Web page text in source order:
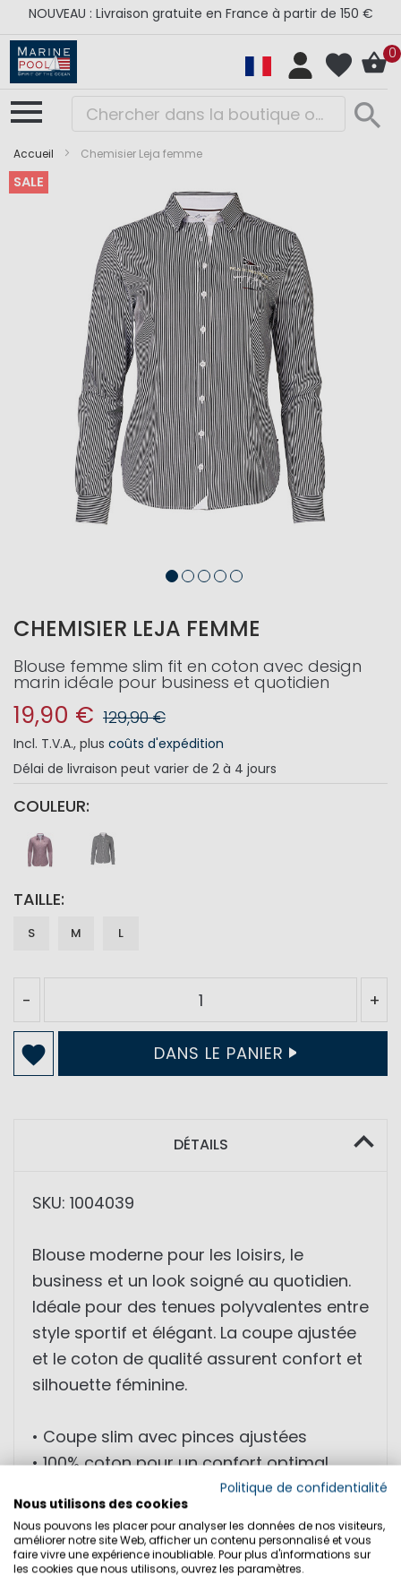
NOUVEAU : Livraison gratuite en France à partir de 150 €
0
Accueil Chemisier Leja femme
SALE
Skip
Skip
CHEMISIER LEJA FEMME
Blouse femme slim fit en coton avec design
marin idéale pour business et quotidien
19,90 € 129,90 €
Incl. T.V.A., plus coûts d'expédition
Délai de livraison peut varier de 2 à 4 jours
COULEUR
TAILLE
S M L
- +
DANS LE PANIER
DÉTAILS
SKU: 1004039
Blouse moderne pour les loisirs, le
business et un look soigné au quotidien.
Idéale pour des tenues polyvalentes entre
style sportif et élégant. La coupe ajustée
et le coton de qualité assurent confort et
silhouette féminine.
• Coupe slim avec pinces ajustées
• 100% coton pour un confort optimal
• Motif à rayures discret
• Détails maritimes avec broderies et
surpiqûres
• Col moderne
Politique de confidentialité
Nous utilisons des cookies
Nous pouvons les placer pour analyser les données de nos visiteurs,
améliorer notre site Web, afficher un contenu personnalisé et vous
faire vivre une expérience inoubliable. Pour plus d'informations sur
les cookies que nous utilisons, ouvrez les paramètres.